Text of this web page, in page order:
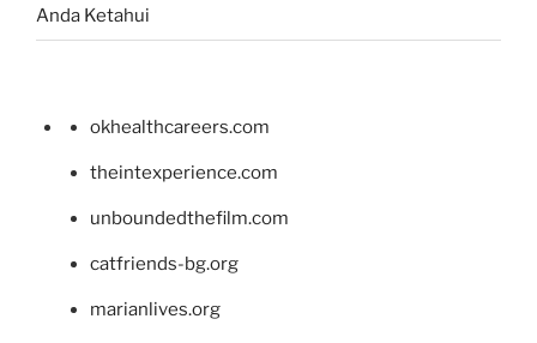
Anda Ketahui
okhealthcareers.com
theintexperience.com
unboundedthefilm.com
catfriends-bg.org
marianlives.org